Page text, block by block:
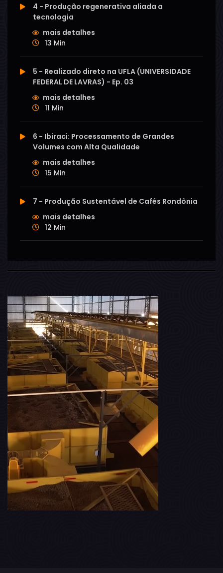
4 - Produção regenerativa aliada a
tecnologia
mais detalhes
13 Min
5 - Realizado direto na UFLA (UNIVERSIDADE
FEDERAL DE LAVRAS) - Ep. 03
mais detalhes
11 Min
6 - Ibiraci: Processamento de Grandes
Volumes com Alta Qualidade
mais detalhes
15 Min
7 - Produção Sustentável de Cafés Rondônia
mais detalhes
12 Min